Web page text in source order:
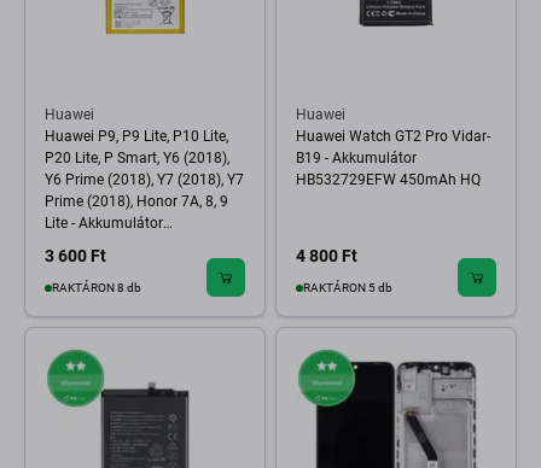
Huawei
Huawei P9, P9 Lite, P10 Lite,
P20 Lite, P Smart, Y6 (2018),
Y6 Prime (2018), Y7 (2018), Y7
Prime (2018), Honor 7A, 8, 9
Lite - Akkumulátor
3 600 Ft
RAKTÁRON 8 db
Huawei
Huawei Watch GT2 Pro Vidar-
B19 - Akkumulátor
HB532729EFW 450mAh HQ
4 800 Ft
RAKTÁRON 5 db